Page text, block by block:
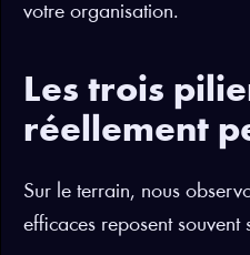
votre organisation.
Les trois
réellement
Sur le terrain, nous
efficaces reposent souvent